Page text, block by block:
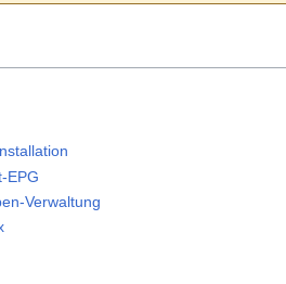
EPG
Verwaltung